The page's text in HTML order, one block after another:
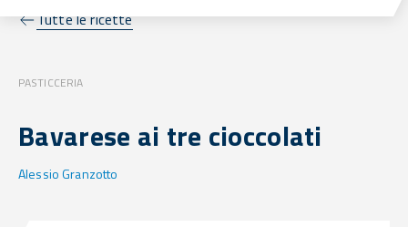
Tutte le ricette
PASTICCERIA
Bavarese ai tre cioccolati
Alessio Granzotto